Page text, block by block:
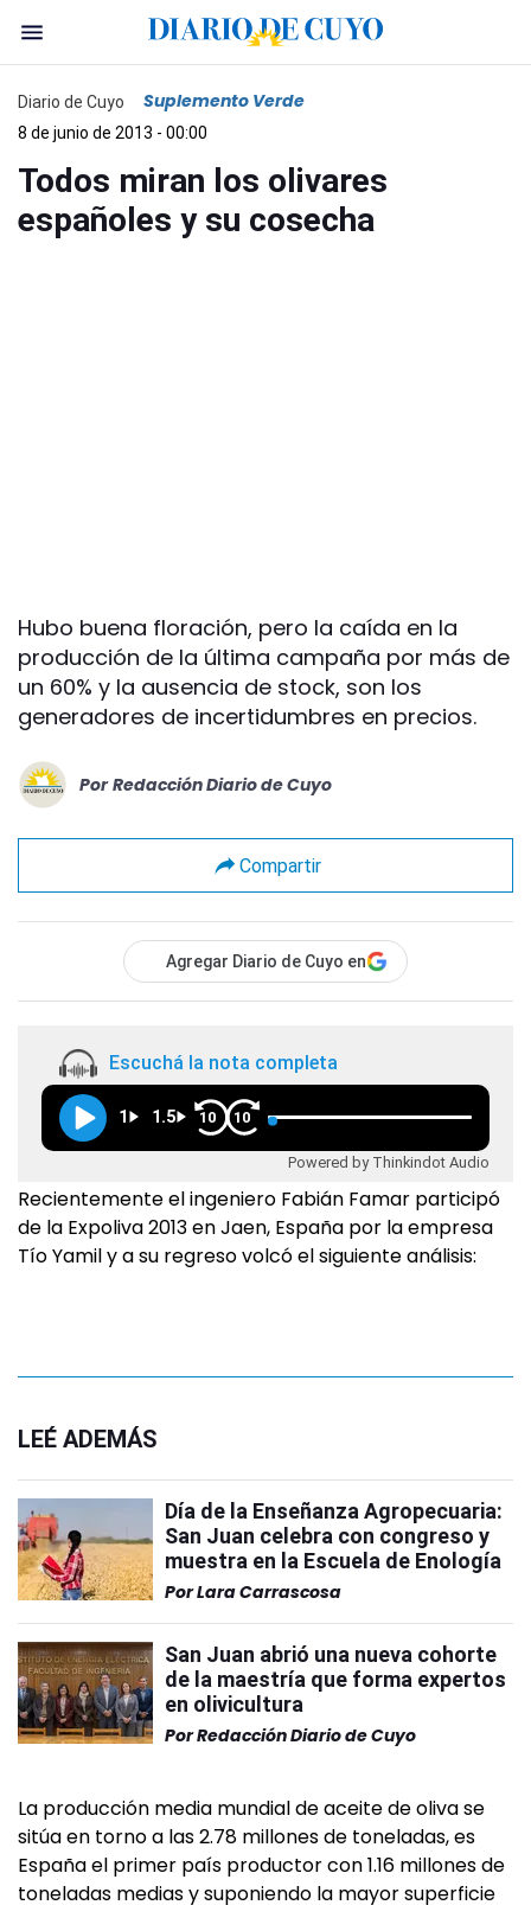
Diario de Cuyo Suplemento Verde
8 de junio de 2013 - 00:00
Todos miran los olivares
españoles y su cosecha
Hubo buena floración, pero la caída en la
producción de la última campaña por más de
un 60% y la ausencia de stock, son los
generadores de incertidumbres en precios.
Por Redacción Diario de Cuyo
Compartir
Agregar Diario de Cuyo en
Escuchá la nota completa
1 1.5 10 10
Powered by Thinkindot Audio
Recientemente el ingeniero Fabián Famar participó
de la Expoliva 2013 en Jaen, España por la empresa
Tío Yamil y a su regreso volcó el siguiente análisis:
LEÉ ADEMÁS
Día de la Enseñanza Agropecuaria:
San Juan celebra con congreso y
muestra en la Escuela de Enología
PorLara Carrascosa
San Juan abrió una nueva cohorte
de la maestría que forma expertos
en olivicultura
PorRedacción Diario de Cuyo
La producción media mundial de aceite de oliva se
sitúa en torno a las 2.78 millones de toneladas, es
España el primer país productor con 1.16 millones de
toneladas medias y suponiendo la mayor superficie